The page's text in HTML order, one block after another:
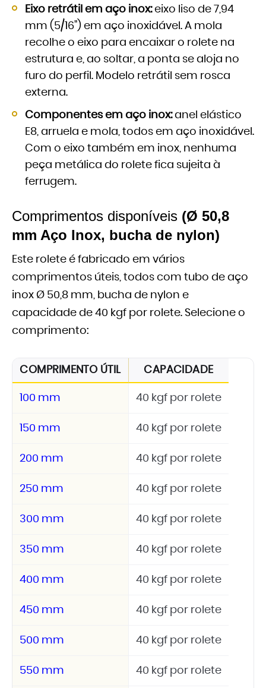
Eixo retrátil em aço inox:eixo liso de 7,94
mm (5/16") em aço inoxidável. A mola
recolhe o eixo para encaixar o rolete na
estrutura e, ao soltar, a ponta se aloja no
furo do perfil. Modelo retrátil sem rosca
externa.
Componentes em aço inox:anel elástico
E8, arruela e mola, todos em aço inoxidável.
Com o eixo também em inox, nenhuma
peça metálica do rolete fica sujeita à
ferrugem.
Comprimentos disponíveis (Ø 50,8
mm Aço Inox, bucha de nylon)
Este rolete é fabricado em vários
comprimentos úteis, todos com tubo de aço
inox Ø 50,8 mm, bucha de nylon e
capacidade de 40 kgf por rolete. Selecione o
comprimento:
COMPRIMENTO ÚTIL CAPACIDADE
100 mm 40 kgf por rolete
150 mm 40 kgf por rolete
200 mm 40 kgf por rolete
250 mm 40 kgf por rolete
300 mm 40 kgf por rolete
350 mm 40 kgf por rolete
400 mm 40 kgf por rolete
450 mm 40 kgf por rolete
500 mm 40 kgf por rolete
550 mm 40 kgf por rolete